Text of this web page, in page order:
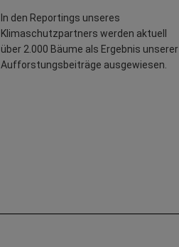
In den Reportings unseres
Klimaschutzpartners werden aktuell
über 2.000 Bäume als Ergebnis unserer
Aufforstungsbeiträge ausgewiesen.